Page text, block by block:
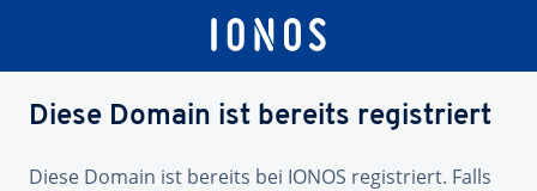
Diese Domain ist bereits registriert
Diese Domain ist bereits bei IONOS registriert. Falls